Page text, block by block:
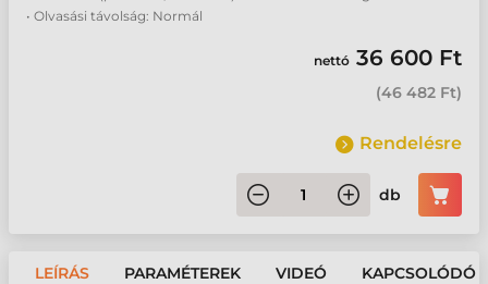
• Olvasási távolság: Normál
nettó 36 600 Ft
(46 482 Ft)
Rendelésre
db
LEÍRÁS PARAMÉTEREK VIDEÓ KAPCSOLÓDÓ